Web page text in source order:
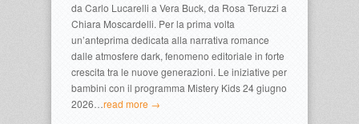
da Carlo Lucarelli a Vera Buck, da Rosa Teruzzi a
Chiara Moscardelli. Per la prima volta
un’anteprima dedicata alla narrativa romance
dalle atmosfere dark, fenomeno editoriale in forte
crescita tra le nuove generazioni. Le iniziative per
bambini con il programma Mistery Kids 24 giugno
2026…read more →